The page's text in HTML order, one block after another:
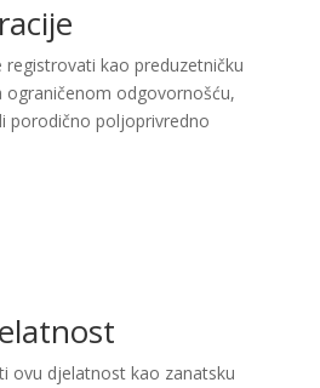
kao preduzetničku
odgovornošću,
porodično poljoprivredno
ovu djelatnost kao zanatsku